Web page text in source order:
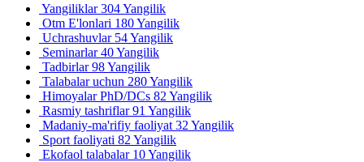
Yangiliklar304 Yangilik
Otm E'lonlari 180 Yangilik
Uchrashuvlar 54 Yangilik
Seminarlar40 Yangilik
Tadbirlar98 Yangilik
Talabalar uchun 280 Yangilik
Himoyalar PhD/DCs 82 Yangilik
Rasmiy tashriflar91 Yangilik
Madaniy-ma'rifiy faoliyat 32 Yangilik
Sport faoliyati 82 Yangilik
Ekofaol talabalar 10 Yangilik